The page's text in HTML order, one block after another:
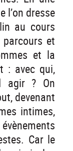
l’on dresse
au cours
parcours et
et la
: avec qui,
agir ? On
devenant
intimes,
Car le